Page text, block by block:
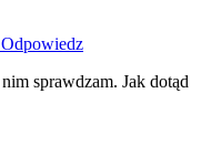
sprawdzam. Jak dotąd